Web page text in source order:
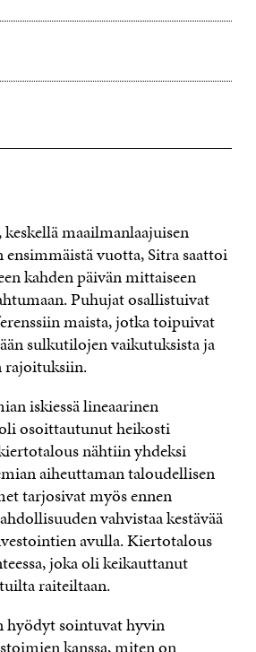
maailmanlaajuisen
vuotta, Sitra saattoi
kahden päivän mittaiseen
Puhujat osallistuivat
maista, jotka toipuivat
sulkutilojen vaikutuksista ja
rajoituksiin.
iskiessä lineaarinen
osoittautunut heikosti
nähtiin yhdeksi
aiheuttaman taloudellisen
tarjosivat myös ennen
vahvistaa kestävää
avulla. Kiertotalous
joka oli keikauttanut
raiteiltaan.
hyödyt sointuvat hyvin
kanssa, miten on